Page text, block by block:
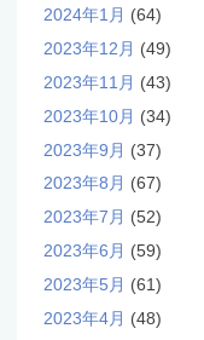
2024年1月 (64)
2023年12月 (49)
2023年11月 (43)
2023年10月 (34)
2023年9月 (37)
2023年8月 (67)
2023年7月 (52)
2023年6月 (59)
2023年5月 (61)
2023年4月 (48)